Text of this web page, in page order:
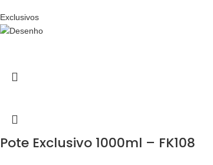
Exclusivos
Pote Exclusivo 1000ml – FK108